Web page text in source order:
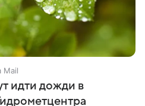
Mail
идти дожди в